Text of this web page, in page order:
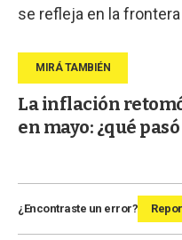
se refleja en la
La inflación
en mayo: ¿qué
¿Encontraste un error?